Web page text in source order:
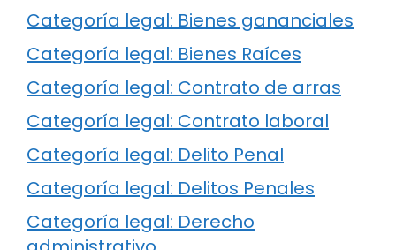
Categoría legal: Bienes gananciales
Categoría legal: Bienes Raíces
Categoría legal: Contrato de arras
Categoría legal: Contrato laboral
Categoría legal: Delito Penal
Categoría legal: Delitos Penales
Categoría legal: Derecho